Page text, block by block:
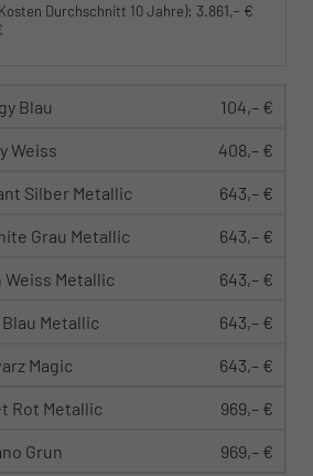
Durchschnitt 10 Jahre): 3.861,- €
Blau 104,– €
Weiss 408,– €
Silber Metallic 643,– €
Grau Metallic 643,– €
Weiss Metallic 643,– €
Blau Metallic 643,– €
Magic 643,– €
Rot Metallic 969,– €
Grun 969,– €